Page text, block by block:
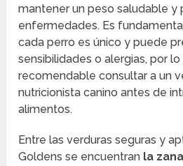
mantener un peso saludable y
enfermedades. Es
cada perro es único y puede
sensibilidades o alergias, por
recomendable consultar a un
nutricionista canino antes de
alimentos.
Entre las verduras seguras y
Goldens se encuentran la